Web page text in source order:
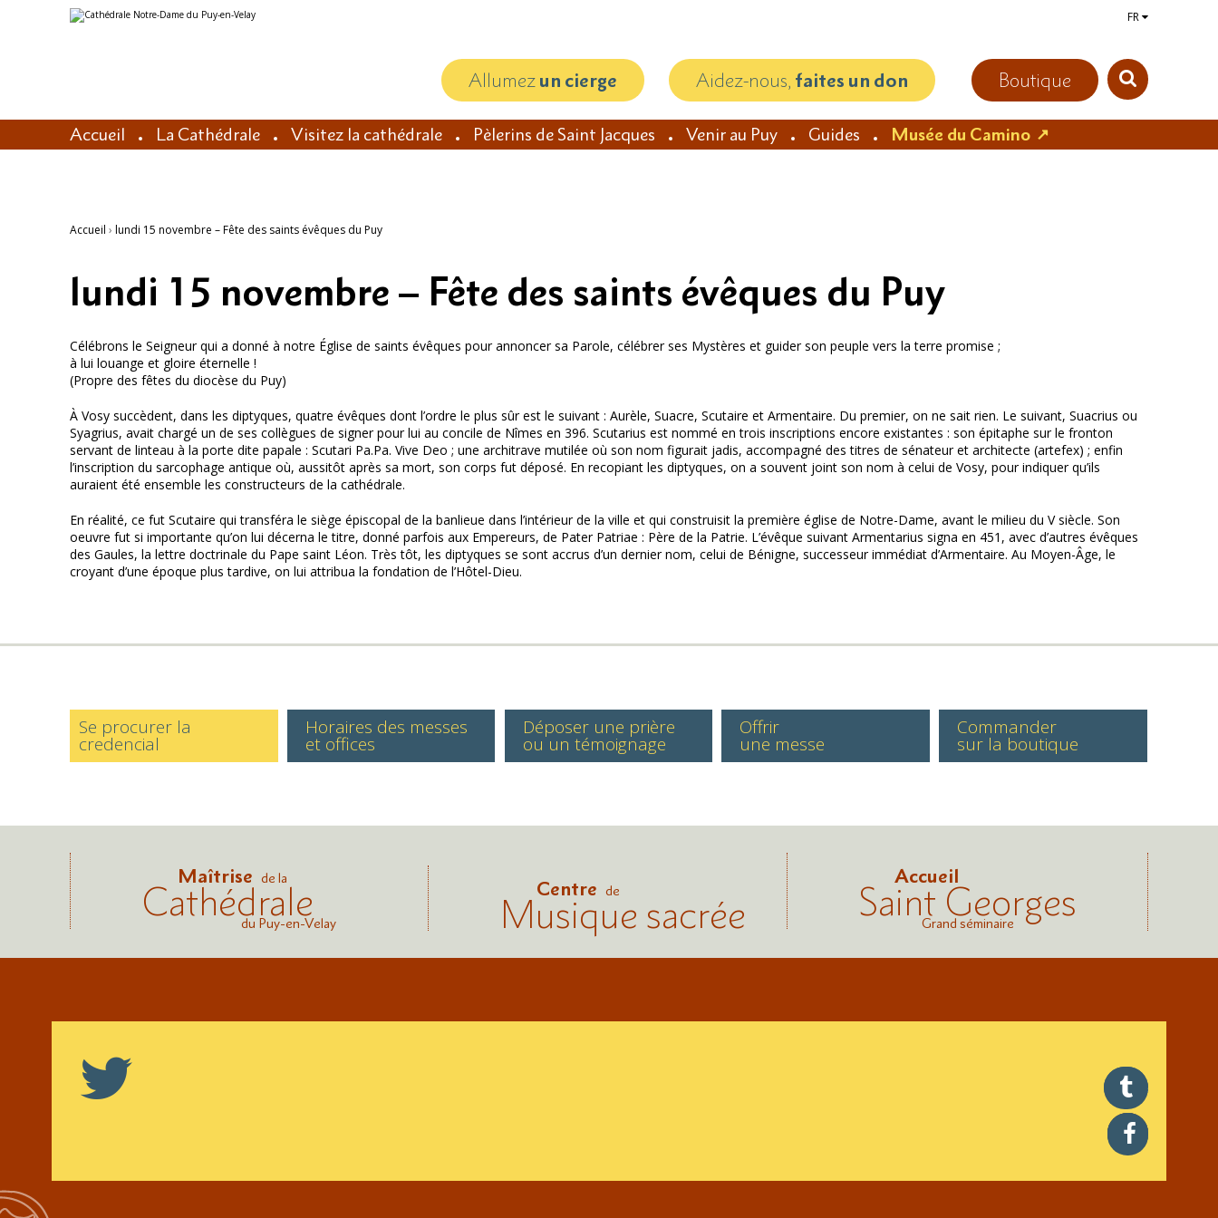
Aller
au
Outils
personnels
FR
Boutique
Allumezun cierge Aidez-nous, faites un don
Accueil La Cathédrale Visitez la cathédrale Pèlerins de Saint Jacques Venir au Puy Guides Musée du Camino
Accueil › lundi 15 novembre – Fête des saints évêques du Puy
lundi 15 novembre – Fête des saints évêques du Puy
Célébrons le Seigneur qui a donné à notre Église de saints évêques pour annoncer sa Parole, célébrer ses Mystères et guider son peuple vers la terre promise ;
à lui louange et gloire éternelle !
(Propre des fêtes du diocèse du Puy)
À Vosy succèdent, dans les diptyques, quatre évêques dont l’ordre le plus sûr est le suivant : Aurèle, Suacre, Scutaire et Armentaire. Du premier, on ne sait rien. Le suivant, Suacrius ou
Syagrius, avait chargé un de ses collègues de signer pour lui au concile de Nîmes en 396. Scutarius est nommé en trois inscriptions encore existantes : son épitaphe sur le fronton
servant de linteau à la porte dite papale : Scutari Pa.Pa. Vive Deo ; une architrave mutilée où son nom figurait jadis, accompagné des titres de sénateur et architecte (artefex) ; enfin
l’inscription du sarcophage antique où, aussitôt après sa mort, son corps fut déposé. En recopiant les diptyques, on a souvent joint son nom à celui de Vosy, pour indiquer qu’ils
auraient été ensemble les constructeurs de la cathédrale.
En réalité, ce fut Scutaire qui transféra le siège épiscopal de la banlieue dans l’intérieur de la ville et qui construisit la première église de Notre-Dame, avant le milieu du V siècle. Son
oeuvre fut si importante qu’on lui décerna le titre, donné parfois aux Empereurs, de Pater Patriae : Père de la Patrie. L’évêque suivant Armentarius signa en 451, avec d’autres évêques
des Gaules, la lettre doctrinale du Pape saint Léon. Très tôt, les diptyques se sont accrus d’un dernier nom, celui de Bénigne, successeur immédiat d’Armentaire. Au Moyen-Âge, le
croyant d’une époque plus tardive, on lui attribua la fondation de l’Hôtel-Dieu.
Se procurer la
credencial
Horaires des messes
et offices
Déposer une prière
ou un témoignage
Offrir
une messe
Commander
sur la boutique
Maîtrise de la
Cathédrale
du Puy-en-Velay
Centre de
Musique sacrée
Accueil
Saint Georges
Grand séminaire
twitter
facebook